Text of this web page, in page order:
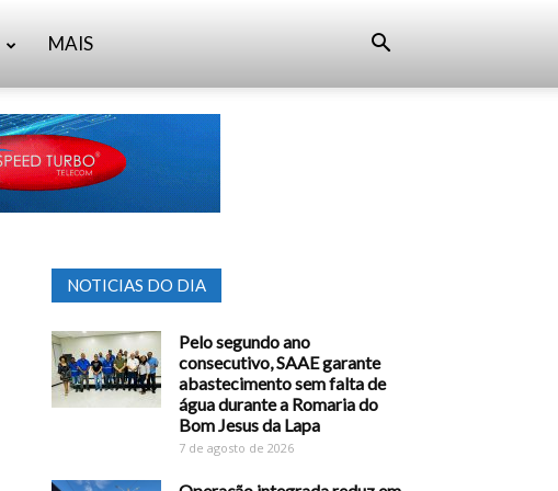
MAIS
NOTICIAS DO DIA
Pelo segundo ano
consecutivo, SAAE garante
abastecimento sem falta de
água durante a Romaria do
Bom Jesus da Lapa
7 de agosto de 2026